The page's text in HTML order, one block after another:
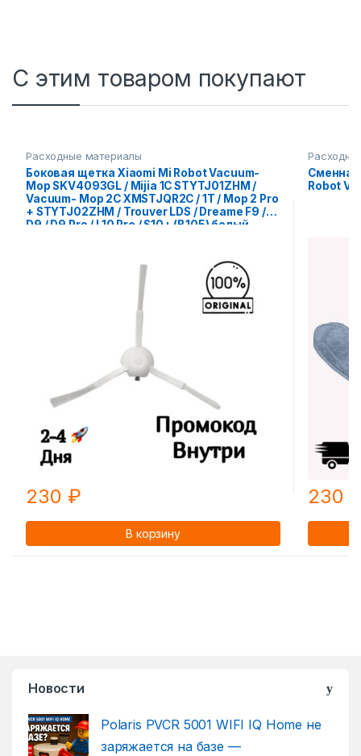
С этим товаром покупают
Расходные материалы
Боковая щетка Xiaomi Mi Robot Vacuum-
Mop SKV4093GL / Mijia 1C STYTJ01ZHM /
Vacuum- Mop 2C XMSTJQR2C / 1T / Mop 2 Pro
+ STYTJ02ZHM / Trouver LDS / Dreame F9 /
D9 / D9 Pro / L10 Pro / S10+ (B105) белый
230 ₽
В корзину
Сменная
Robot
230
Новости
Polaris PVCR 5001 WIFI IQ Home не
заряжается на базе —